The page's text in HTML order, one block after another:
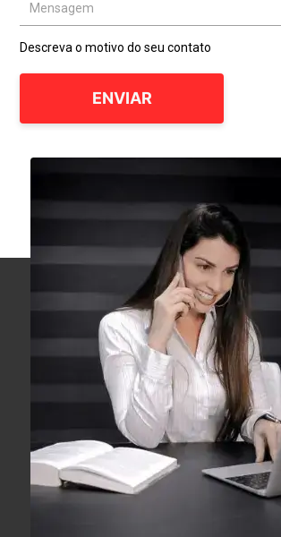
Mensagem
Descreva o motivo do seu contato
ENVIAR